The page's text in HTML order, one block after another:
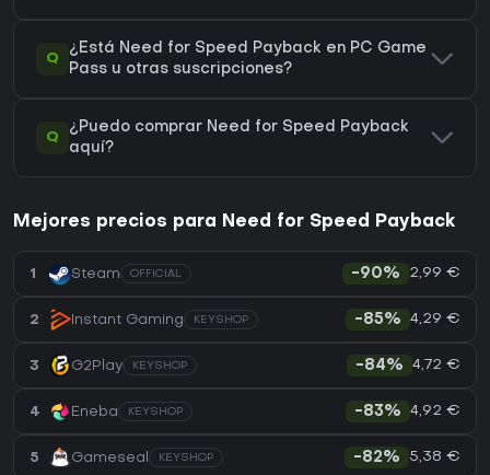
Q
¿Está Need for Speed Payback en PC Game
Pass u otras suscripciones?
Q
¿Puedo comprar Need for Speed Payback
aquí?
Mejores precios para Need for Speed Payback
1 Steam OFFICIAL -90% 2,99 €
2 Instant Gaming KEYSHOP -85% 4,29 €
3 G2Play KEYSHOP -84% 4,72 €
4 Eneba KEYSHOP -83% 4,92 €
5 Gameseal KEYSHOP -82% 5,38 €